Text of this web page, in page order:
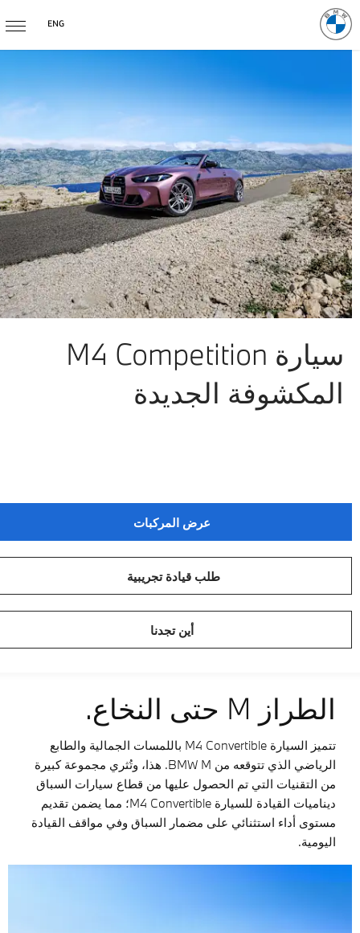
ENG
سيارة M4 Competition
المكشوفة الجديدة
عرض المركبات
طلب قيادة تجريبية
أين تجدنا
الطراز M حتى النخاع.
تتميز السيارة M4 Convertible باللمسات الجمالية والطابع
الرياضي الذي تتوقعه من BMW M. هذا، وتُثري مجموعة كبيرة
من التقنيات التي تم الحصول عليها من قطاع سيارات السباق
ديناميات القيادة للسيارة M4 Convertible؛ مما يضمن تقديم
مستوى أداء استثنائي على مضمار السباق وفي مواقف القيادة
اليومية.